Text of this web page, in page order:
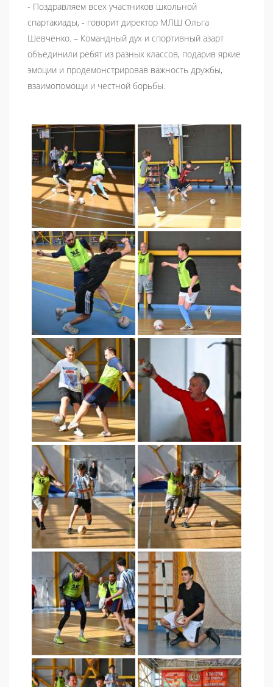
- Поздравляем всех участников школьной
спартакиады, - говорит директор МЛШ Ольга
Шевченко. – Командный дух и спортивный азарт
объединили ребят из разных классов, подарив яркие
эмоции и продемонстрировав важность дружбы,
взаимопомощи и честной борьбы.